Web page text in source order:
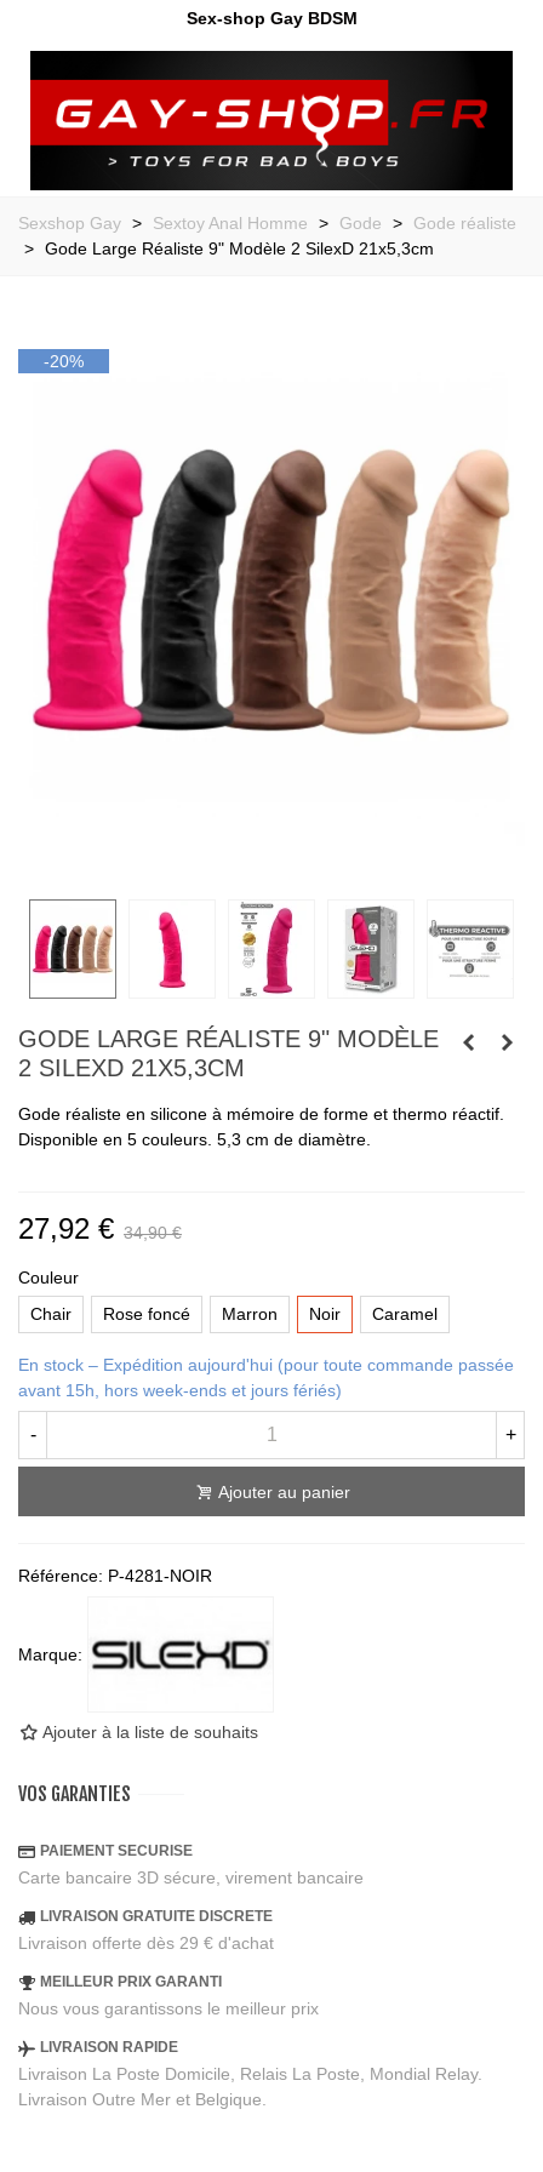
Sex-shop Gay BDSM
Sexshop Gay > Sextoy Anal Homme > Gode >
Gode réaliste
> Gode Large Réaliste 9" Modèle 2 SilexD 21x5,3cm
-20%
GODE LARGE RÉALISTE 9" MODÈLE
2 SILEXD 21X5,3CM
Gode réaliste en silicone à mémoire de forme et thermo réactif.
Disponible en 5 couleurs. 5,3 cm de diamètre.
27,92 € 34,90 €
Couleur
Chair
Rose foncé Marron Noir Caramel
En stock – Expédition aujourd'hui (pour toute commande passée
avant 15h, hors week-ends et jours fériés)
- +
Ajouter au panier
Référence: P-4281-NOIR
Marque:
Ajouter à la liste de souhaits
VOS GARANTIES
PAIEMENT SECURISE
Carte bancaire 3D sécure, virement bancaire
LIVRAISON GRATUITE DISCRETE
Livraison offerte dès 29 € d'achat
MEILLEUR PRIX GARANTI
Nous vous garantissons le meilleur prix
LIVRAISON RAPIDE
Livraison La Poste Domicile, Relais La Poste, Mondial Relay.
Livraison Outre Mer et Belgique.